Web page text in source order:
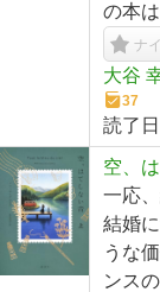
の本
ナ
大谷
37
読了日
空、
一応
結婚
うな
ンス